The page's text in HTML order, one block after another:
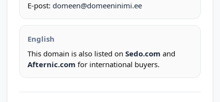
E-post: domeen@domeeninimi.ee
English
This domain is also listed on Sedo.com and
Afternic.com for international buyers.